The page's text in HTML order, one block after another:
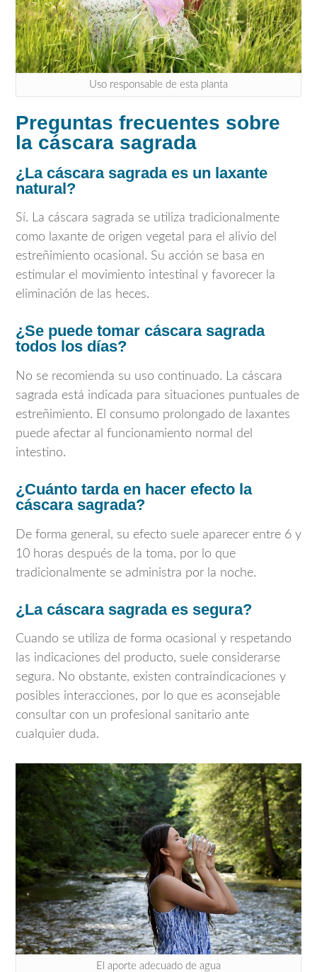
Uso responsable de esta planta
Preguntas frecuentes sobre
la cáscara sagrada
¿La cáscara sagrada es un laxante
natural?
Sí. La cáscara sagrada se utiliza tradicionalmente
como laxante de origen vegetal para el alivio del
estreñimiento ocasional. Su acción se basa en
estimular el movimiento intestinal y favorecer la
eliminación de las heces.
¿Se puede tomar cáscara sagrada
todos los días?
No se recomienda su uso continuado. La cáscara
sagrada está indicada para situaciones puntuales de
estreñimiento. El consumo prolongado de laxantes
puede afectar al funcionamiento normal del
intestino.
¿Cuánto tarda en hacer efecto la
cáscara sagrada?
De forma general, su efecto suele aparecer entre 6 y
10 horas después de la toma, por lo que
tradicionalmente se administra por la noche.
¿La cáscara sagrada es segura?
Cuando se utiliza de forma ocasional y respetando
las indicaciones del producto, suele considerarse
segura. No obstante, existen contraindicaciones y
posibles interacciones, por lo que es aconsejable
consultar con un profesional sanitario ante
cualquier duda.
El aporte adecuado de agua